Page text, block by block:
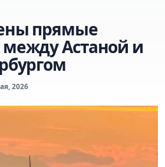
прямые
Астаной и
2026